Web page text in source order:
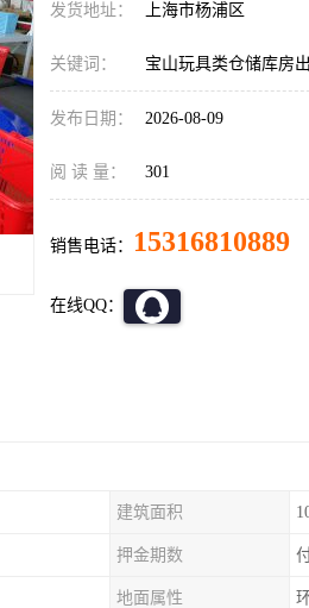
发货地址： 上海市杨浦区
关键词： 宝山玩具类仓储库房
发布日期： 2026-08-09
阅 读 量： 301
销售电话： 15316810889
在线QQ：
建筑面积
押金期数
地面属性